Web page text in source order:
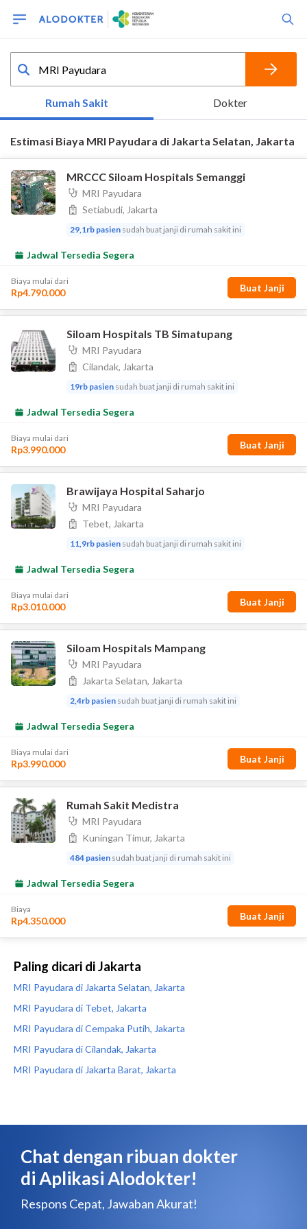
Paling dicari di Jakarta
MRI Payudara di Jakarta Selatan, Jakarta
MRI Payudara di Tebet, Jakarta
MRI Payudara di Cempaka Putih, Jakarta
MRI Payudara di Cilandak, Jakarta
MRI Payudara di Jakarta Barat, Jakarta